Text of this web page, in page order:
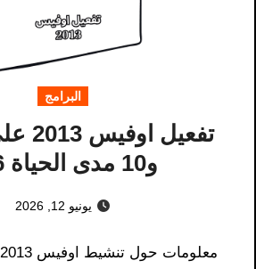
البرامج
و10 مدى الحياة 2026
يونيو 12, 2026